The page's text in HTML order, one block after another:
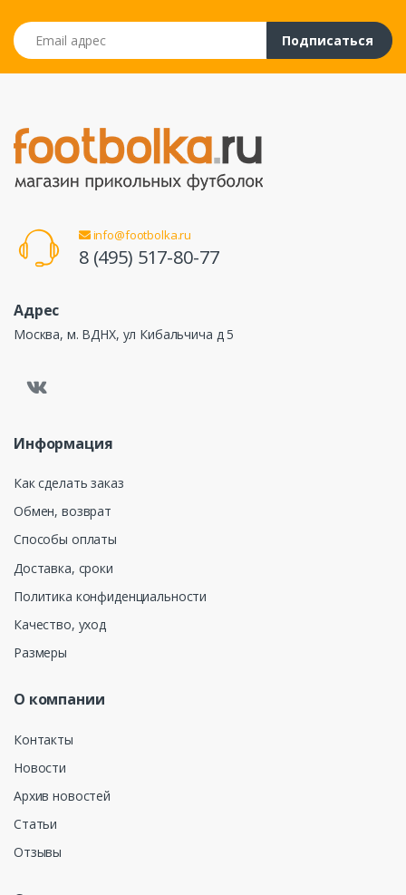
Email адрес
Подписаться
info@footbolka.ru
8 (495) 517-80-77
Адрес
Москва, м. ВДНХ, ул Кибальчича д 5
Информация
Как сделать заказ
Обмен, возврат
Способы оплаты
Доставка, сроки
Политика конфиденциальности
Качество, уход
Размеры
О компании
Контакты
Новости
Архив новостей
Статьи
Отзывы